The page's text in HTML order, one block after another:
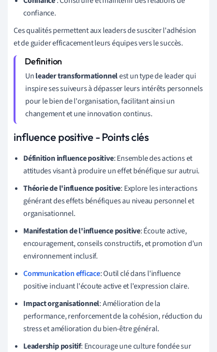
confiance.
Ces qualités permettent aux leaders de susciter l'adhésion
et de guider efficacement leurs équipes vers le succès.
Unleader transformationnelest un type de leader qui
inspire ses suiveurs à dépasser leurs intérêts personnels
pour le bien de l'organisation, facilitant ainsi un
changement et une innovation continus.
influence positive - Points clés
Définition influence positive: Ensemble des actions et
attitudes visant à produire un effet bénéfique sur autrui.
Théorie de l'influence positive: Explore les interactions
générant des effets bénéfiques au niveau personnel et
organisationnel.
Manifestation de l'influence positive: Écoute active,
encouragement, conseils constructifs, et promotion d'un
environnement inclusif.
Communication efficace: Outil clé dans l'influence
positive incluant l'écoute active et l'expression claire.
Impact organisationnel: Amélioration de la
performance, renforcement de la cohésion, réduction du
stress et amélioration du bien-être général.
Leadership positif: Encourage une culture fondée sur